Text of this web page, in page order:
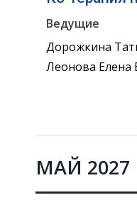
Ведущие
Дорожкина
Леонова Елена
МАЙ 2027